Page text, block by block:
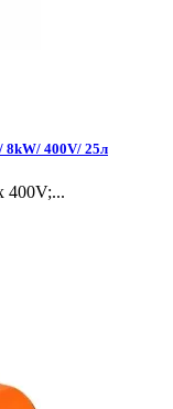
8kW/ 400V/ 25л
400V;...